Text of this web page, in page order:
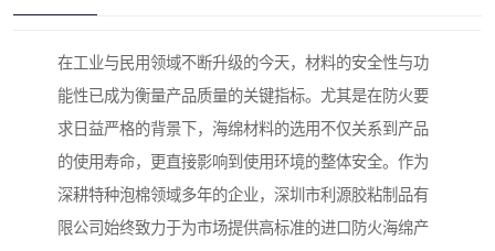
在工业与民用领域不断升级的今天，材料的安全性与功
能性已成为衡量产品质量的关键指标。尤其是在防火要
求日益严格的背景下，海绵材料的选用不仅关系到产品
的使用寿命，更直接影响到使用环境的整体安全。作为
深耕特种泡棉领域多年的企业，深圳市利源胶粘制品有
限公司始终致力于为市场提供高标准的进口防火海绵产